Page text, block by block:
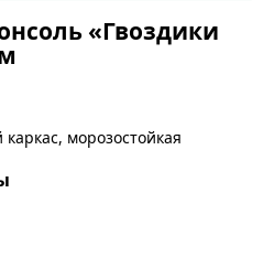
«Гвоздики
морозостойкая